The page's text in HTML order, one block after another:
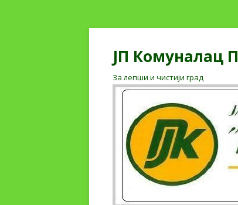
ЈП Комуналац
За лепши и чистији град